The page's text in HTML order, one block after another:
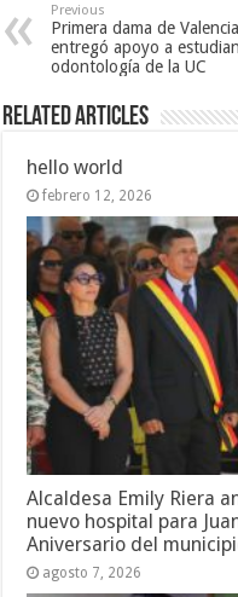
Previous
Primera dama de Valencia
entregó apoyo a
odontología de la UC
Related Articles
hello world
febrero 12, 2026
Alcaldesa Emily Riera
nuevo hospital para
Aniversario del
agosto 7, 2026